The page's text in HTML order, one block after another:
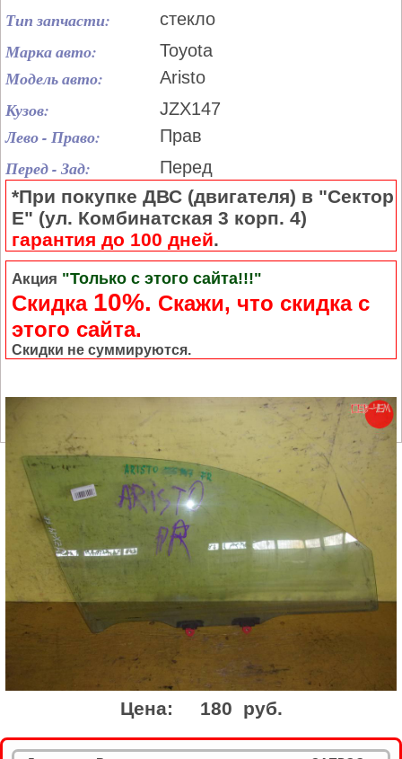
Тип запчасти: стекло
Марка авто: Toyota
Модель авто: Aristo
Кузов: JZX147
Лево - Право: Прав
Перед - Зад: Перед
*При покупке ДВС (двигателя) в "Сектор
Е" (ул. Комбинатская 3 корп. 4)
гарантия до 100 дней.
Акция "Только с этого сайта!!!"
Скидка 10%. Cкажи, что скидка с
этого сайта.
Скидки не суммируются.
Цена: 180 руб.